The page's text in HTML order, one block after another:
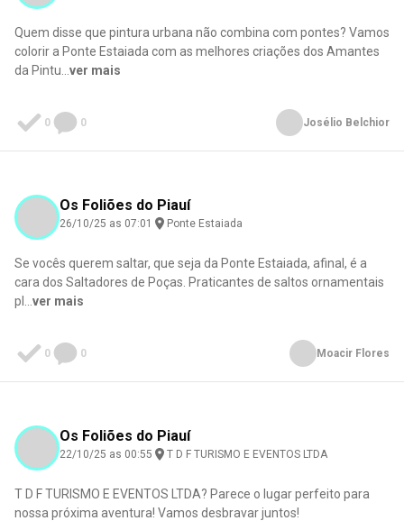
Quem disse que pintura urbana não combina com pontes? Vamos
colorir a Ponte Estaiada com as melhores criações dos Amantes
da Pintu
ver mais
0 0 Josélio Belchior
Os Foliões do Piauí
26/10/25 as 07:01 Ponte Estaiada
Se vocês querem saltar, que seja da Ponte Estaiada, afinal, é a
cara dos Saltadores de Poças. Praticantes de saltos ornamentais
pl
ver mais
0 0 Moacir Flores
Os Foliões do Piauí
22/10/25 as 00:55 T D F TURISMO E EVENTOS LTDA
T D F TURISMO E EVENTOS LTDA? Parece o lugar perfeito para
nossa próxima aventura! Vamos desbravar juntos!